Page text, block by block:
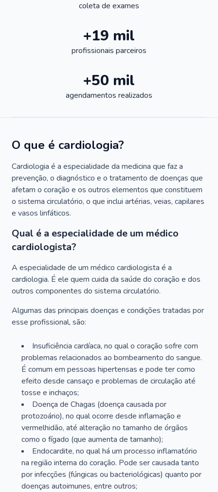
coleta de exames
+19 mil
profissionais parceiros
+50 mil
agendamentos realizados
O que é cardiologia?
Cardiologia é a especialidade da medicina que faz a
prevenção, o diagnóstico e o tratamento de doenças que
afetam o coração e os outros elementos que constituem
o sistema circulatório, o que inclui artérias, veias, capilares
e vasos linfáticos.
Qual é a especialidade de um médico
cardiologista?
A especialidade de um médico cardiologista é a
cardiologia. É ele quem cuida da saúde do coração e dos
outros componentes do sistema circulatório.
Algumas das principais doenças e condições tratadas por
esse profissional, são:
Insuficiência cardíaca, no qual o coração sofre com
problemas relacionados ao bombeamento do sangue.
É comum em pessoas hipertensas e pode ter como
efeito desde cansaço e problemas de circulação até
tosse e inchaços;
Doença de Chagas (doença causada por
protozoário), no qual ocorre desde inflamação e
vermelhidão, até alteração no tamanho de órgãos
como o fígado (que aumenta de tamanho);
Endocardite, no qual há um processo inflamatório
na região interna do coração. Pode ser causada tanto
por infecções (fúngicas ou bacteriológicas) quanto por
doenças autoimunes, entre outros;